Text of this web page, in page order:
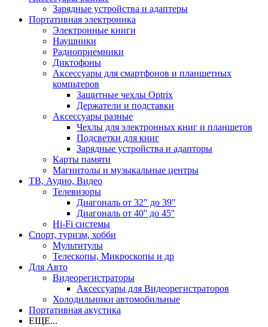
Зарядные устройства и адаптеры
Портативная электроника
Электронные книги
Наушники
Радиоприемники
Диктофоны
Аксессуары для смартфонов и планшетных
компьтеров
Защитные чехлы Optrix
Держатели и подставки
Аксессуары разные
Чехлы для электронных книг и планшетов
Подсветки для книг
Зарядные устройства и адапторы
Карты памяти
Магнитолы и музыкальные центры
ТВ, Аудио, Видео
Телевизоры
Диагональ от 32" до 39"
Диагональ от 40'' до 45''
Hi-Fi системы
Спорт, туризм, хобби
Мультитулы
Телескопы, Микроскопы и др
Для Авто
Видеорегистраторы
Аксессуары для Видеорегистраторов
Холодильники автомобильные
Портативная акустика
ЕЩЕ...